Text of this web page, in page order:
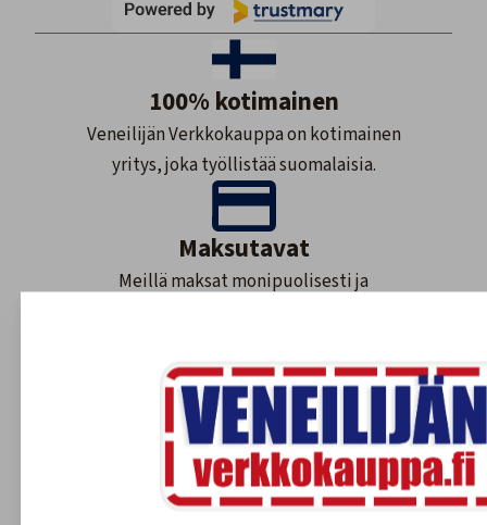
100% kotimainen
Veneilijän Verkkokauppa on kotimainen
yritys, joka työllistää suomalaisia.
Maksutavat
Meillä maksat monipuolisesti ja
Nopea toimitus
Varastossa olevat tuotteet 1-3 arkipäivää.
Tilaustuotteet yleensä 2-7 arkipäivää.